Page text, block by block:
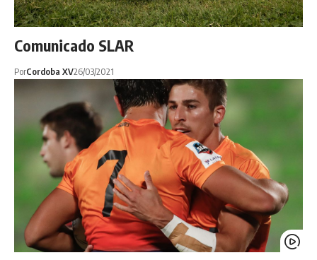
Comunicado SLAR
PorCordoba XV26/03/2021